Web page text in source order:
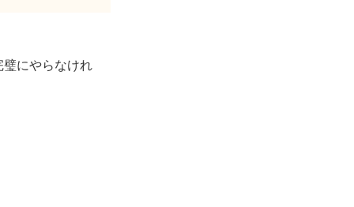
にやらなけれ